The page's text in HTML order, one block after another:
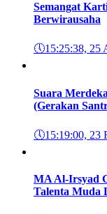
Semangat
Berwirausaha
🕔15:25:38, 25
Suara
(Gerakan
🕔15:19:00, 23
MA Al-Irsyad
Talenta Muda